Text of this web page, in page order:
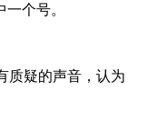
个号。
疑的声音，认为